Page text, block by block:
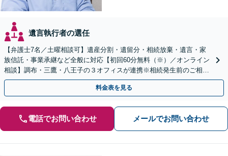
遺言執行者の選任
【弁護士7名／土曜相談可】遺産分割・遺留分・相続放棄・遺言・家
族信託・事業承継など全般に対応【初回60分無料（※）／オンライン
相談】調布・三鷹・八王子の３オフィスが連携※相続発生前のご相談
など有料相談になるものもございます
料金表を見る
電話でお問い合わせ メールでお問い合わせ